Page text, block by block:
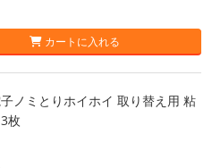
カートに入れる
ノミとりホイホイ 取り替え用 粘
枚